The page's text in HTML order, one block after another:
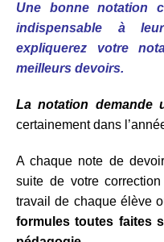
Une bonne notation
indispensable à
expliquerez votre
meilleurs devoirs.
La notation demande
certainement dans
A chaque note de
suite de votre
travail de chaque élève
formules toutes faites